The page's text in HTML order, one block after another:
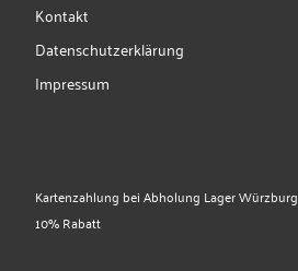
Kontakt
Datenschutzerklärung
Impressum
Kartenzahlung bei Abholung Lager Würzburg
10% Rabatt